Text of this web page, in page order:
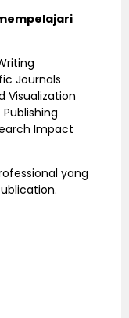
Journals
Visualization
Impact
yang